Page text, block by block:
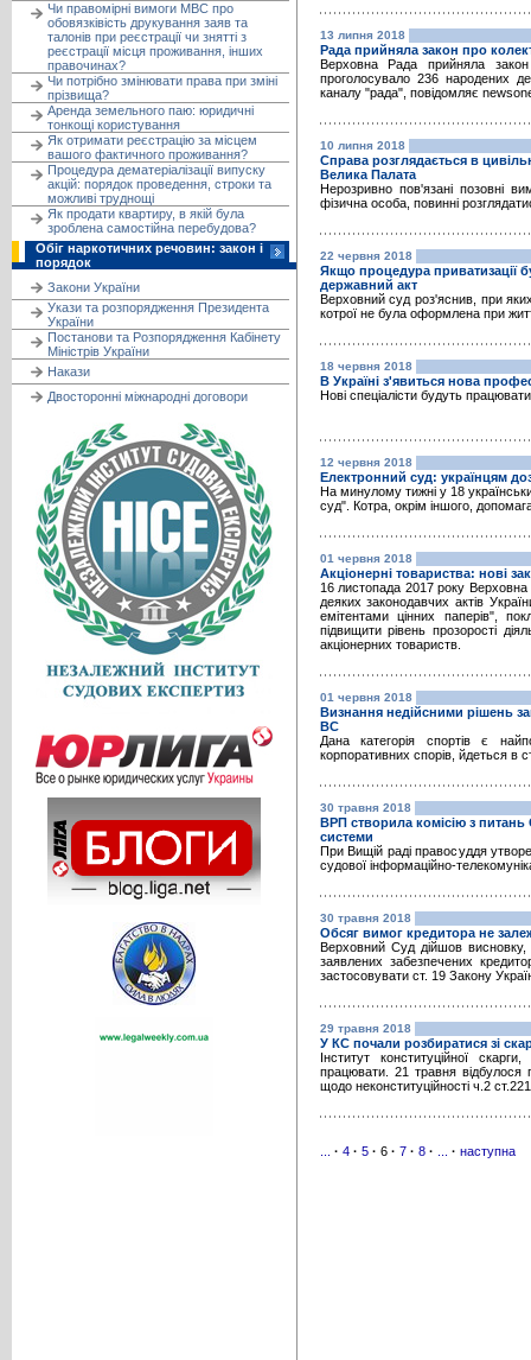
Чи правомірні вимоги МВС про
обовязківість друкування заяв та
талонів при реєстрації чи знятті з
реєстрації місця проживання, інших
правочинах?
Чи потрібно змінювати права при зміні
прізвища?
Аренда земельного паю: юридичні
тонкощі користування
Як отримати реєстрацію за місцем
вашого фактичного проживання?
Процедура дематеріалізації випуску
акцій: порядок проведення, строки та
можливі труднощі
Як продати квартиру, в якій була
зроблена самостійна перебудова?
Обіг наркотичних речовин: закон і
порядок
Закони України
Укази та розпорядження Президента
України
Постанови та Розпорядження Кабінету
Міністрів України
Накази
Двосторонні міжнародні договори
13 липня 2018
Рада прийняла закон про
Верховна Рада прийняла
проголосувало 236 народених
каналу "рада", повідомляє
10 липня 2018
Справа розглядається в
Велика Палата
Нерозривно пов'язані позовні
фізична особа, повинні
22 червня 2018
Якщо процедура приватизації
державний акт
Верховний суд роз'яснив, при
котрої не була оформлена при
18 червня 2018
В Україні з'явиться нова
Нові спеціалісти будуть
12 червня 2018
Електронний суд: українцям
На минулому тижні у 18
суд". Котра, окрім іншого,
01 червня 2018
Акціонерні товариства: нові
16 листопада 2017 року
деяких законодавчих актів
емітентами цінних паперів",
підвищити рівень прозорості
акціонерних товариств.
01 червня 2018
Визнання недійсними рішень
ВС
Дана категорія спортів є
корпоративних спорів, йдеться в
30 травня 2018
ВРП створила комісію з питань
системи
При Вищій раді правосуддя
судової інформаційно-
30 травня 2018
Обсяг вимог кредитора не
Верховний Суд дійшов
заявлених забезпечених
застосовувати ст. 19 Закону
29 травня 2018
У КС почали розбиратися зі
Інститут конституційної
працювати. 21 травня
щодо неконституційності ч.2
· 4 · 5 · 6 · 7 · 8 · · наступна